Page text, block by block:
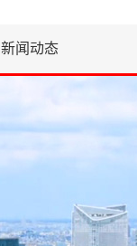
新闻动态